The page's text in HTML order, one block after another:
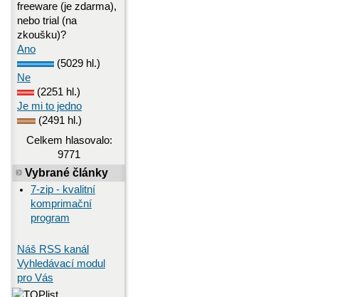
freeware (je zdarma),
nebo trial (na
zkoušku)?
Ano
(5029 hl.)
Ne
(2251 hl.)
Je mi to jedno
(2491 hl.)
Celkem hlasovalo:
9771
Vybrané články
7-zip - kvalitní
komprimační
program
Náš RSS kanál
Vyhledávací modul
pro Vás